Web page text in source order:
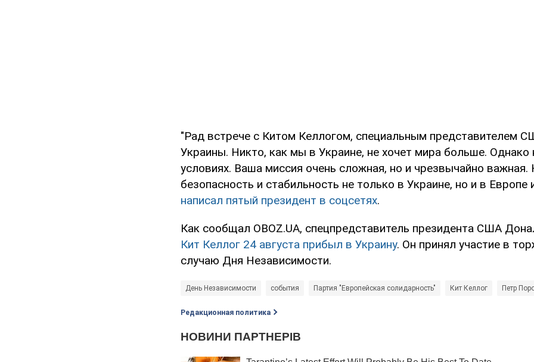
"Рад встрече с Китом Келлогом, специальным представителем
Украины. Никто, как мы в Украине, не хочет мира больше.
условиях. Ваша миссия очень сложная, но и чрезвычайно важная.
безопасность и стабильность не только в Украине, но и в Европе
написал пятый президент в соцсетях.
Как сообщал OBOZ.UA, спецпредставитель президента США
Кит Келлог 24 августа прибыл в Украину. Он принял участие в
случаю Дня Независимости.
День Независимости события Партия "Европейская солидарность" Кит Келлог Петр
Редакционная политика